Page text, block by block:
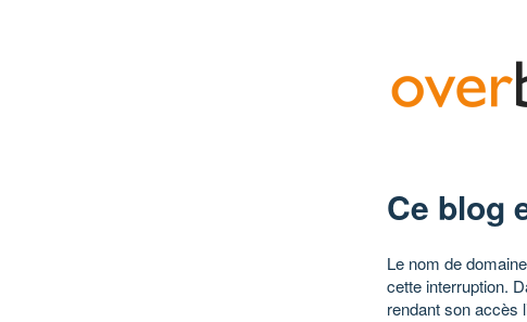
Ce blog
Le nom de
cette interruption.
rendant son accès